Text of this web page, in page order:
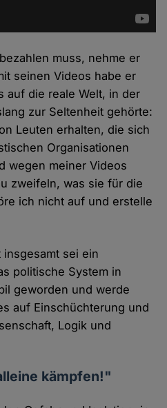
muss, nehme er
seinen Videos habe er
auf die reale Welt, in der
zur Seltenheit gehörte:
Leuten erhalten, die sich
Organisationen
wegen meiner Videos
zweifeln, was sie für die
ich nicht auf und erstelle
sei ein
politische System in
geworden und werde
auf Einschüchterung und
Logik und
kämpfen!"​